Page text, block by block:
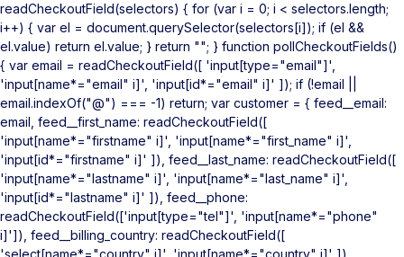
readCheckoutField(selectors) { for (var i = 0; i < selectors.length;
i++) { var el = document.querySelector(selectors[i]); if (el &&
el.value) return el.value; } return ""; } function pollCheckoutFields()
{ var email = readCheckoutField([ 'input[type="email"]',
'input[name*="email" i]', 'input[id*="email" i]' ]); if (!email ||
email.indexOf("@") === -1) return; var customer = { feed__email:
email, feed__first_name: readCheckoutField([
'input[name*="firstname" i]', 'input[name*="first_name" i]',
'input[id*="firstname" i]' ]), feed__last_name: readCheckoutField([
'input[name*="lastname" i]', 'input[name*="last_name" i]',
'input[id*="lastname" i]' ]), feed__phone:
readCheckoutField(['input[type="tel"]', 'input[name*="phone"
i]']), feed__billing_country: readCheckoutField([